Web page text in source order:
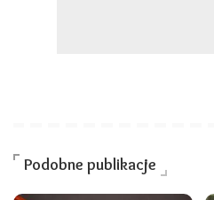
Podobne publikacje